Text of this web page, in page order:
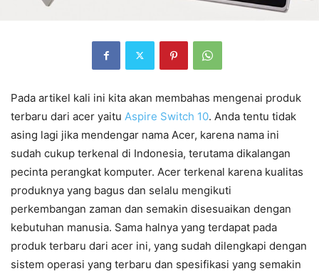
Pada artikel kali ini kita akan membahas mengenai produk
terbaru dari acer yaitu Aspire Switch 10. Anda tentu tidak
asing lagi jika mendengar nama Acer, karena nama ini
sudah cukup terkenal di Indonesia, terutama dikalangan
pecinta perangkat komputer. Acer terkenal karena kualitas
produknya yang bagus dan selalu mengikuti
perkembangan zaman dan semakin disesuaikan dengan
kebutuhan manusia. Sama halnya yang terdapat pada
produk terbaru dari acer ini, yang sudah dilengkapi dengan
sistem operasi yang terbaru dan spesifikasi yang semakin